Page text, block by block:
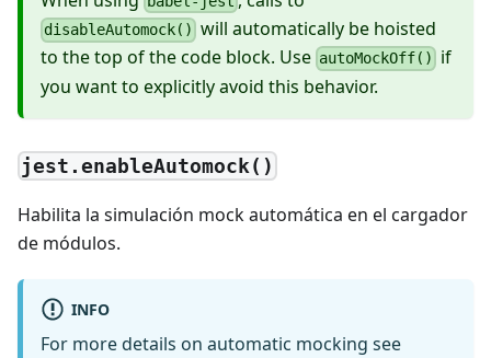
disableAutomock() will automatically be hoisted
to the top of the code block. Use autoMockOff()
if
you want to explicitly avoid this behavior.
jest.enableAutomock()
Habilita la simulación mock automática en el cargador
de módulos.
INFO
For more details on automatic mocking see